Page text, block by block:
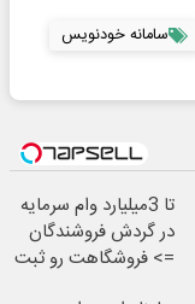
سامانه خودنویس
تا 3میلیارد وام سرمایه
در گردش فروشندگان
=> فروشگاهت رو ثبت